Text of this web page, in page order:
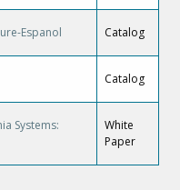
Espanol Catalog
Catalog
Systems:
White
Paper